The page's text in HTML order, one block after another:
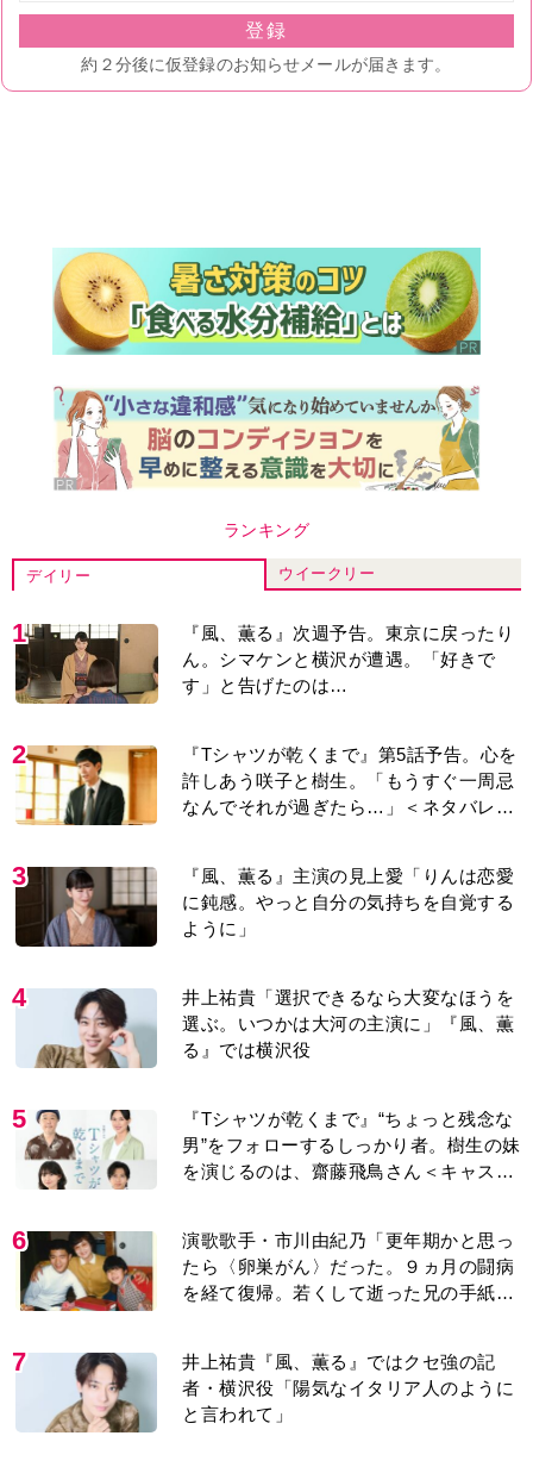
ランキング
デイリー ウイークリー
1
『風、薫る』次週予告。東京に戻ったり
ん。シマケンと横沢が遭遇。「好きで
す」と告げたのは…
2
『Tシャツが乾くまで』第5話予告。心を
許しあう咲子と樹生。「もうすぐ一周忌
なんでそれが過ぎたら…」＜ネタバレあ
3
『風、薫る』主演の見上愛「りんは恋愛
に鈍感。やっと自分の気持ちを自覚する
ように」
4
井上祐貴「選択できるなら大変なほうを
選ぶ。いつかは大河の主演に」『風、薫
る』では横沢役
5
『Tシャツが乾くまで』“ちょっと残念な
男”をフォローするしっかり者。樹生の妹
を演じるのは、齋藤飛鳥さん＜キャスト
6
演歌歌手・市川由紀乃「更年期かと思っ
たら〈卵巣がん〉だった。９ヵ月の闘病
を経て復帰。若くして逝った兄の手紙を
7
井上祐貴『風、薫る』ではクセ強の記
者・横沢役「陽気なイタリア人のように
と言われて」